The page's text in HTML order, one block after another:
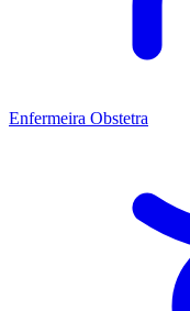
Enfermeira Obstetra